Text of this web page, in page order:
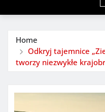
Home
Odkryj tajemnice
tworzy niezwykłe